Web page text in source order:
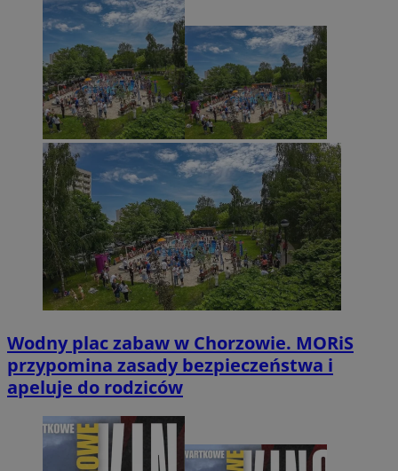
Wodny plac zabaw w Chorzowie. MORiS
przypomina zasady bezpieczeństwa i
apeluje do rodziców